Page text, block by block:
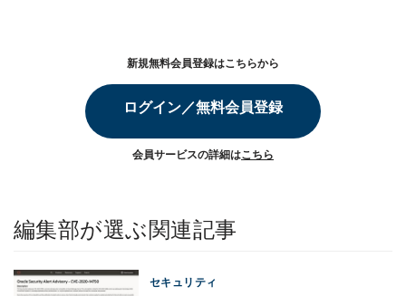
新規無料会員登録はこちらから
ログイン／無料会員登録
会員サービスの詳細はこちら
編集部が選ぶ関連記事
セキュリティ